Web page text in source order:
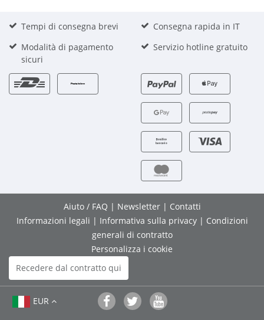
Tempi di consegna brevi
Consegna rapida in IT
Modalità di pagamento
sicuri
Servizio hotline gratuito
Aiuto / FAQ | Newsletter | Contatti
Informazioni legali | Informativa sulla privacy | Condizioni
generali di contratto
Personalizza i cookie
Recedere dal contratto qui
EUR